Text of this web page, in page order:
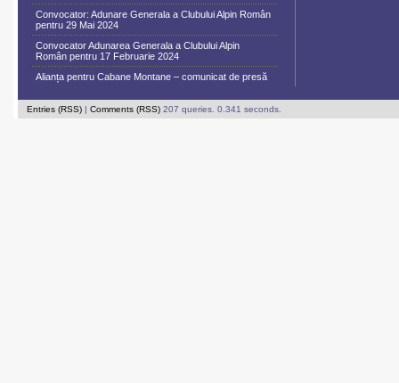
Convocator: Adunare Generala a Clubului Alpin Român
pentru 29 Mai 2024
Convocator Adunarea Generala a Clubului Alpin
Român pentru 17 Februarie 2024
Alianța pentru Cabane Montane – comunicat de presă
Entries (RSS) | Comments (RSS) 207 queries. 0.341 seconds.